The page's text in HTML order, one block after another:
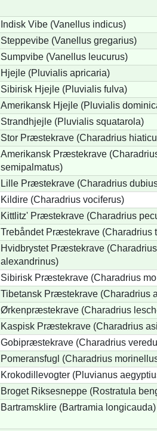
Indisk Vibe (Vanellus indicus)
Steppevibe (Vanellus gregarius)
Sumpvibe (Vanellus leucurus)
Hjejle (Pluvialis apricaria)
Sibirisk Hjejle (Pluvialis fulva)
Amerikansk Hjejle (Pluvialis
Strandhjejle (Pluvialis squatarola)
Stor Præstekrave (Charadrius
Amerikansk Præstekrave
semipalmatus)
Lille Præstekrave (Charadrius
Kildire (Charadrius vociferus)
Kittlitz' Præstekrave (Charadrius
Trebåndet Præstekrave (Charadrius
Hvidbrystet Præstekrave (Charadrius
alexandrinus)
Sibirisk Præstekrave (Charadrius
Tibetansk Præstekrave (Charadrius
Ørkenpræstekrave (Charadrius
Kaspisk Præstekrave (Charadrius
Gobipræstekrave (Charadrius
Pomeransfugl (Charadrius
Krokodillevogter (Pluvianus
Broget Riksesneppe (Rostratula
Bartramsklire (Bartramia longicauda)